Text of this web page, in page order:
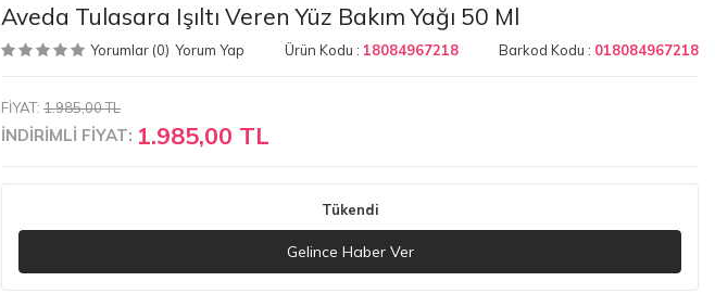
Aveda Tulasara Işıltı Veren Yüz Bakım Yağı 50 Ml
Yorumlar (0) Yorum Yap Ürün Kodu : 18084967218 Barkod Kodu : 018084967218
FİYAT: 1.985,00 TL
İNDİRİMLİ FİYAT: 1.985,00 TL
Tükendi
Gelince Haber Ver